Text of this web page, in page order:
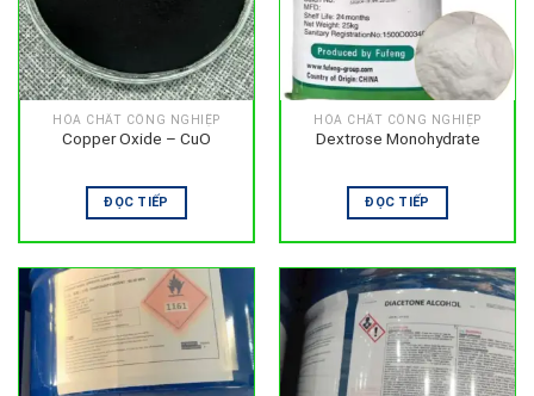
HÓA CHẤT CÔNG NGHIỆP
Copper Oxide – CuO
ĐỌC TIẾP
HÓA CHẤT CÔNG NGHIỆP
Dextrose Monohydrate
ĐỌC TIẾP